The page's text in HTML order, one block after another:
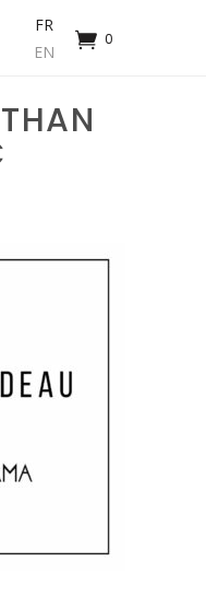
FR
EN
0